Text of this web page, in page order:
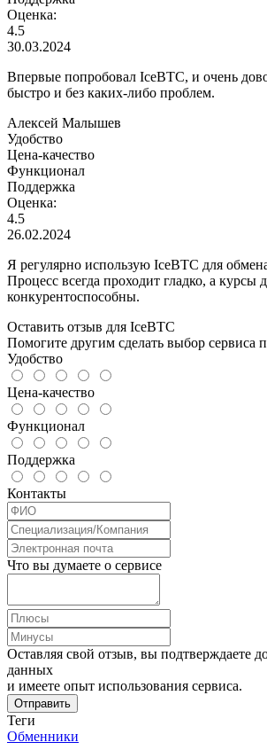
Оценка:
4.5
30.03.2024
Впервые попробовал IceBTC, и очень
быстро и без каких-либо проблем.
Алексей Малышев
Удобство
Цена-качество
Функционал
Поддержка
Оценка:
4.5
26.02.2024
Я регулярно использую IceBTC для
Процесс всегда проходит гладко, а курсы
конкурентоспособны.
Оставить отзыв для IceBTC
Помогите другим сделать выбор сервиса
Удобство
Цена-качество
Функционал
Поддержка
Контакты
Что вы думаете о сервисе
Оставляя свой отзыв, вы подтверждаете
данных
и имеете опыт использования сервиса.
Отправить
Теги
Обменники